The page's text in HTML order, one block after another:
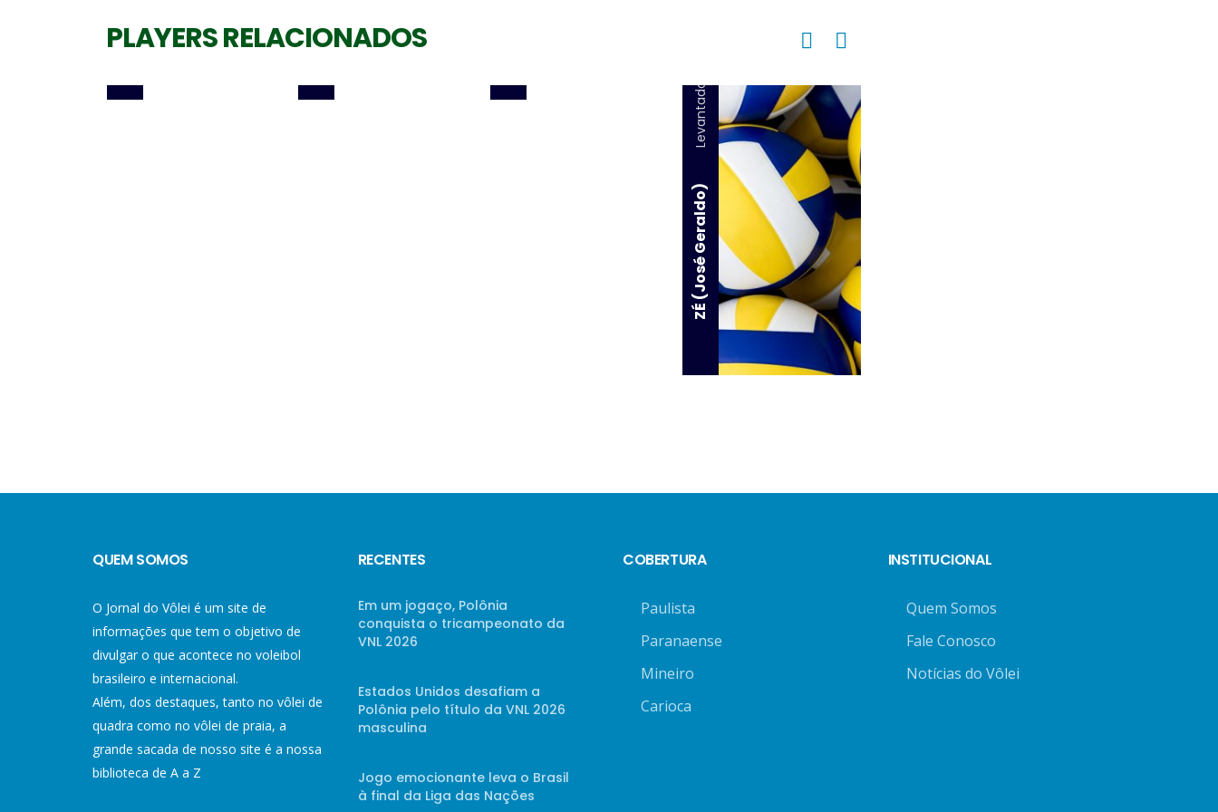
PLAYERS RELACIONADOS
ZÉ (José Geraldo)
Levantador
QUEM SOMOS
O Jornal do Vôlei é um site de
informações que tem o objetivo de
divulgar o que acontece no voleibol
brasileiro e internacional.
Além, dos destaques, tanto no vôlei de
quadra como no vôlei de praia, a
grande sacada de nosso site é a nossa
biblioteca de A a Z
RECENTES
Em um jogaço, Polônia
conquista o tricampeonato da
VNL 2026
Estados Unidos desafiam a
Polônia pelo título da VNL 2026
masculina
Jogo emocionante leva o Brasil
à final da Liga das Nações
COBERTURA
Paulista
Paranaense
Mineiro
Carioca
INSTITUCIONAL
Quem Somos
Fale Conosco
Notícias do Vôlei